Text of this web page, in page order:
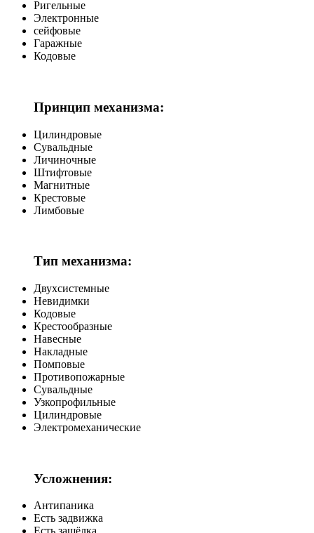
Ригельные
Электронные
сейфовые
Гаражные
Кодовые
Принцип механизма:
Цилиндровые
Сувальдные
Личиночные
Штифтовые
Магнитные
Крестовые
Лимбовые
Тип механизма:
Двухсистемные
Невидимки
Кодовые
Крестообразные
Навесные
Накладные
Помповые
Противопожарные
Сувальдные
Узкопрофильные
Цилиндровые
Электромеханические
Усложнения:
Антипаника
Есть задвижка